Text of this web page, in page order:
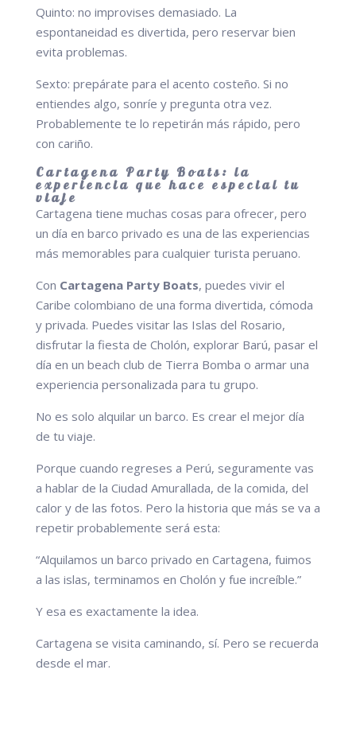
Quinto: no improvises demasiado. La
espontaneidad es divertida, pero reservar bien
evita problemas.
Sexto: prepárate para el acento costeño. Si no
entiendes algo, sonríe y pregunta otra vez.
Probablemente te lo repetirán más rápido, pero
con cariño.
Cartagena Party Boats: la
experiencia que hace especial tu
viaje
Cartagena tiene muchas cosas para ofrecer, pero
un día en barco privado es una de las experiencias
más memorables para cualquier turista peruano.
Con Cartagena Party Boats, puedes vivir el
Caribe colombiano de una forma divertida, cómoda
y privada. Puedes visitar las Islas del Rosario,
disfrutar la fiesta de Cholón, explorar Barú, pasar el
día en un beach club de Tierra Bomba o armar una
experiencia personalizada para tu grupo.
No es solo alquilar un barco. Es crear el mejor día
de tu viaje.
Porque cuando regreses a Perú, seguramente vas
a hablar de la Ciudad Amurallada, de la comida, del
calor y de las fotos. Pero la historia que más se va a
repetir probablemente será esta:
“Alquilamos un barco privado en Cartagena, fuimos
a las islas, terminamos en Cholón y fue increíble.”
Y esa es exactamente la idea.
Cartagena se visita caminando, sí. Pero se recuerda
desde el mar.